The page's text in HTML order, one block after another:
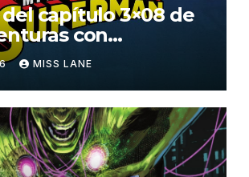
del capítulo 3×08 de
con
MISS LANE